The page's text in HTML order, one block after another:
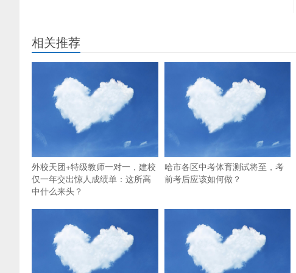
相关推荐
外校天团+特级教师一对一，建校
仅一年交出惊人成绩单：这所高
中什么来头？
哈市各区中考体育测试将至，考
前考后应该如何做？